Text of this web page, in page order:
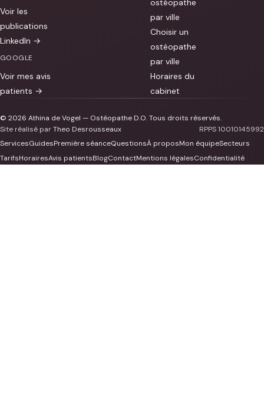
Voir les
publications
LinkedIn →
GOOGLE
Voir mes avis
patients →
ostéopathe
par ville
Choisir un
ostéopathe
par ville
Horaires du
cabinet
© 2026 Athina de Vogel — Ostéopathe D.O. Tous droits réservés.
Site réalisé parTheo Desrousseaux
RPPS 10010145992
ServicesGuidesPremière séanceQuestionsÀ proposMon équipeSecteurs
TarifsHorairesAvis patientsBlogContactMentions légalesConfidentialité